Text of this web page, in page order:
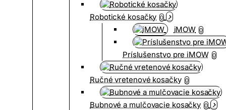
Robotické kosačky 0
iMOW 0
Príslušenstvo pre iMOW 0
Ručné vretenové kosačky 0
Bubnové a mulčovacie kosačky 0